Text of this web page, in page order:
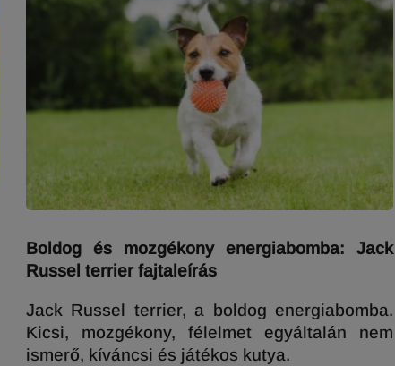
Boldog és mozgékony energiabomba: Jack
Russel terrier fajtaleírás
Jack Russel terrier, a boldog energiabomba.
Kicsi, mozgékony, félelmet egyáltalán nem
ismerő, kíváncsi és játékos kutya.